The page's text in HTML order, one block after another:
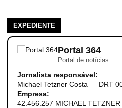
EXPEDIENTE
Portal 364
Portal de notícias
Jornalista responsável:
Michael Tetzner Costa — DRT
Empresa:
42.456.257 MICHAEL TETZNER